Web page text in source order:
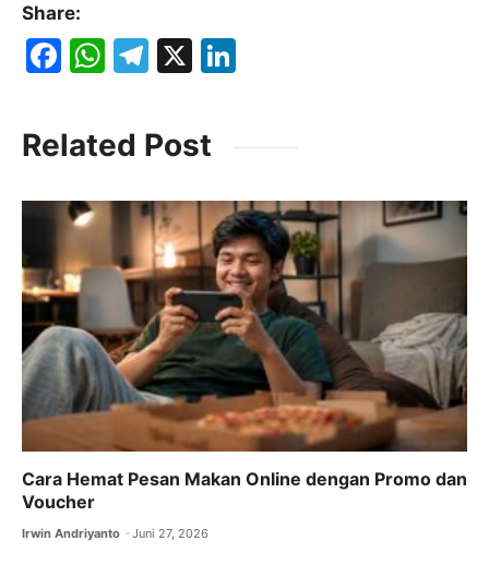
Share:
F
c
e
b
o
o
k
W
at
s
A
p
p
T
e
gr
a
m
X
dI
n
Related Post
Cara Hemat Pesan Makan Online dengan Promo dan
Voucher
Irwin Andriyanto Juni 27, 2026